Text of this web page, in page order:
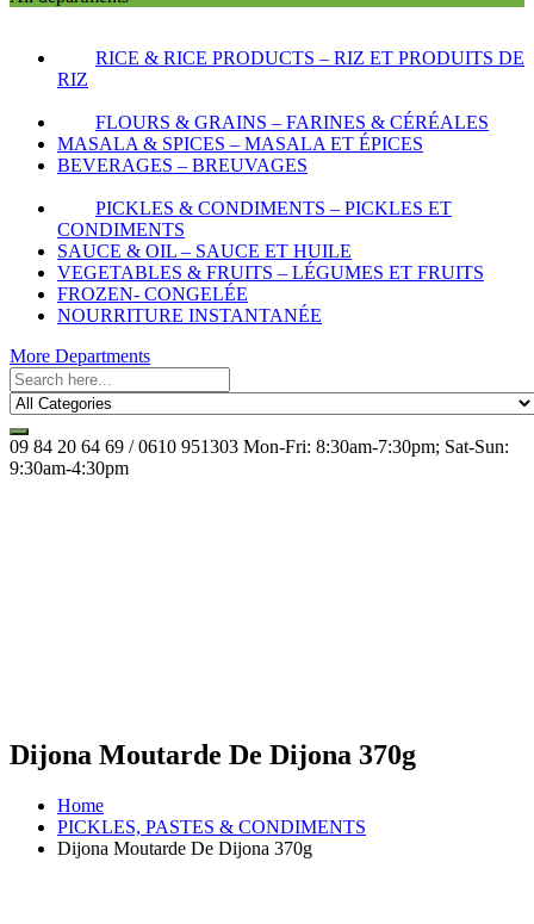
RICE & RICE PRODUCTS – RIZ ET PRODUITS DE
RIZ
FLOURS & GRAINS – FARINES & CÉRÉALES
MASALA & SPICES – MASALA ET ÉPICES
BEVERAGES – BREUVAGES
PICKLES & CONDIMENTS – PICKLES ET
CONDIMENTS
SAUCE & OIL – SAUCE ET HUILE
VEGETABLES & FRUITS – LÉGUMES ET FRUITS
FROZEN- CONGELÉE
NOURRITURE INSTANTANÉE
More Departments
09 84 20 64 69 / 0610 951303 Mon-Fri: 8:30am-7:30pm; Sat-Sun:
9:30am-4:30pm
Dijona Moutarde De Dijona 370g
Home
PICKLES, PASTES & CONDIMENTS
Dijona Moutarde De Dijona 370g